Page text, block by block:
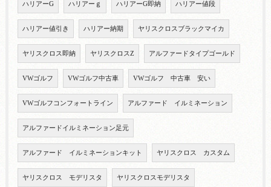
ハリアーG ハリアーｇ ハリアーG即納 ハリアー値段
ハリアー値引き ハリアー納期 ヤリスクロスブラックマイカ
ヤリスクロス即納 ヤリスクロスZ アルファードタイプゴールド
VWゴルフ VWゴルフ中古車 VWゴルフ 中古車 安い
VWゴルフコンフォートライン アルファード イルミネーション
アルファードイルミネーション足元
アルファード イルミネーションキット ヤリスクロス カスタム
ヤリスクロス モデリスタ ヤリスクロスモデリスタ